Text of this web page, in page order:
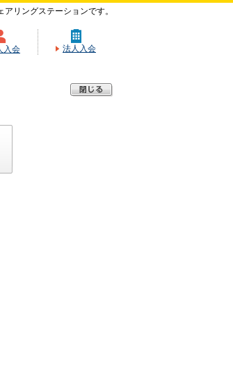
リングステーションです。
入会 法人入会